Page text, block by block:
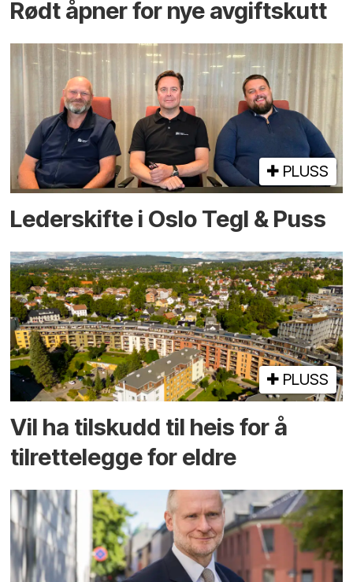
Rødt åpner for nye avgiftskutt
PLUSS
Lederskifte i Oslo Tegl & Puss
PLUSS
Vil ha tilskudd til heis for å
tilrettelegge for eldre